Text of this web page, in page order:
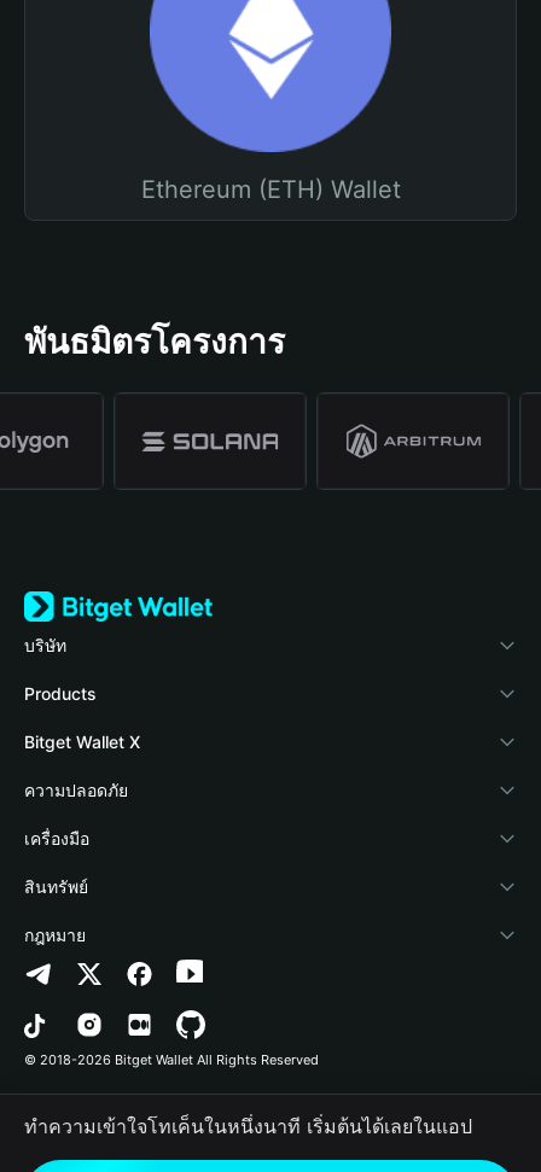
Ethereum (ETH) Wallet
พันธมิตรโครงการ
บริษัท
เกี่ยวกับ Bitget Wallet
Blog
Academy
ข่าวสารด้านคริปโต
ศูนย์ช่วยเหลือ
ติดต่อเรา
ทรัพยากรข้อมูลของแบรนด์
อาชีพ
Products
Crypto Card
Stablecoin Earn
Payfi Crypto
Crypto Swap API
Altcoin Season Index
Prediction Markets
DApp
RWA
Bitget Wallet X
นักพัฒนา
เชื่อมต่อ Wallet
Bitget Wallet Pay
ลิสต์โปรเจกต์
ความปลอดภัย
Protection Fund
เทคโนโลยีความปลอดภัย
เครื่องมือ
ซื้อคริปโต
การตรวจจับการอนุญาต
การตรวจจับสัญญา
การโอนเป็นชุด
สินทรัพย์
Arbitrum
Avalanche
Bitcoin
Polygon
กฎหมาย
นโยบายความเป็นส่วนตัว
ข้อตกลงในการใช้บริการ
© 2018-2026 Bitget Wallet All Rights Reserved
ทำความเข้าใจโทเค็นในหนึ่งนาที เริ่มต้นได้เลยในแอป